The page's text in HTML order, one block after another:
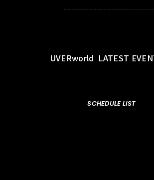
UVERworld LATEST
SCHEDULE LIST